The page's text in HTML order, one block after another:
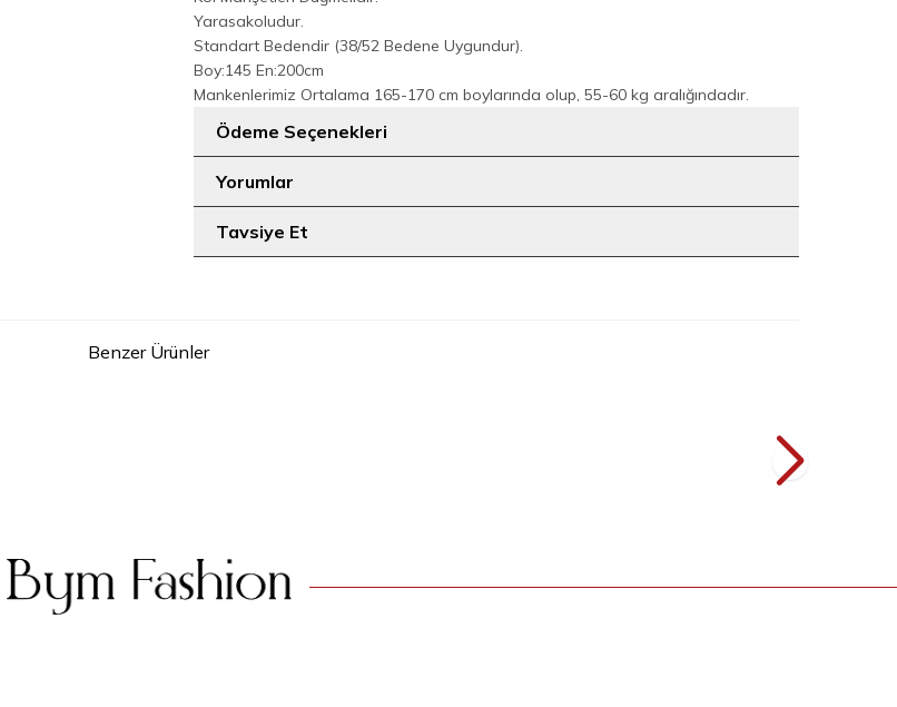
Yarasakoludur.
Standart Bedendir (38/52 Bedene Uygundur).
Boy:145 En:200cm
Mankenlerimiz Ortalama 165-170 cm boylarında olup, 55-60 kg aralığındadır.
Ödeme Seçenekleri
Yorumlar
Tavsiye Et
Benzer Ürünler
2